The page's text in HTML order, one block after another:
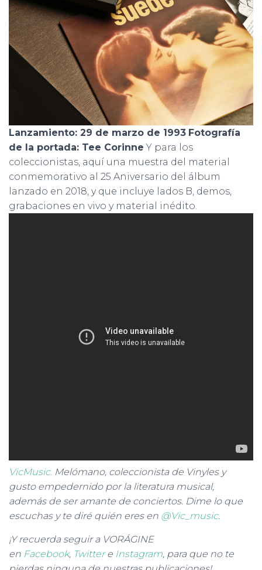
Lanzamiento: 29 de marzo de 1993 Fotografía
de la portada: Tee Corinne Y para los
coleccionistas, aquí una muestra del material
conmemorativo al 25 Aniversario del álbum
lanzado en 2018, y que incluye lados B, demos,
grabaciones en vivo y material inédito.
VicMusic. Melómano, coleccionista de Vinyles y
gusto empedernido por la literatura musical,
además de ser amante de conciertos. Dime lo que
escuchas y te diré quién eres en @Vic_music.
¡Y recuerda seguir a VORÁGINE
en Facebook, Twittere Instagram, para que no te